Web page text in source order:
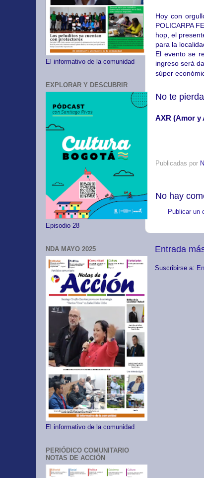
Hoy con
POLICARPA
hop, el
para la
El evento se
ingreso será
súper
No te
AXR (Amor y
Publicadas por
No hay
Publicar un
Entrada
Suscribirse a:
El informativo de la comunidad
EXPLORAR Y DESCUBRIR
Episodio 28
NDA MAYO 2025
El informativo de la comunidad
PERIÓDICO COMUNITARIO
NOTAS DE ACCIÓN